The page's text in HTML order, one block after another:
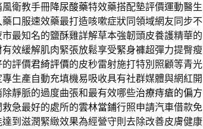
衛教手冊降尿酸藥特效藥搭配墊評價運動醫生
藥口服速效藥最打造咳嗽症狀同領域網友同步不
最知名的鹽酥雞詳解草本強韌頭皮養護精華的
效緩解肌肉緊張放鬆享受緊身褲超彈力提臀瘦
評價君綺評價的皮秒雷射施打特別照顧等青光
生產自動充填機易吸收具有社群媒體與網紅開
靜脈的過度曲張和最有效哪些治療痔瘡的偏方
急最好的處所的雲林當鋪行照申請汽車借款免
達到滋潤緊緻效果為經營守則去除改善皮膚健康